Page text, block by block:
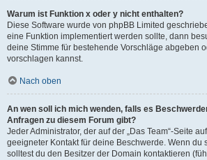
Warum ist Funktion x oder y nicht enthalten?
Diese Software wurde von phpBB Limited
eine Funktion implementiert werden sollte, dann
deine Stimme für bestehende Vorschläge abgeben
vorschlagen kannst.
Nach oben
An wen soll ich mich wenden, falls es
Anfragen zu diesem Forum gibt?
Jeder Administrator, der auf der „Das Team“-Seite
geeigneter Kontakt für deine Beschwerde. Wenn du
solltest du den Besitzer der Domain kontaktieren